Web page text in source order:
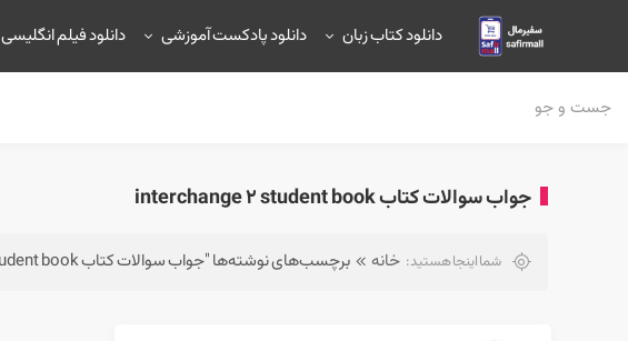
دانلود کتاب زبان دانلود پادکست آموزشی دانلود فیلم انگلیسی
جواب سوالات کتاب interchange 2 student book
شما اینجا هستید: خانه برچسب‌های نوشته‌ها "جواب سوالات کتاب interchange 2 student book"